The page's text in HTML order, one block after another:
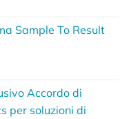
Sample To Result
Accordo di
per soluzioni di